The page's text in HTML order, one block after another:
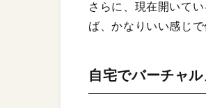
さらに、現在開いて
ば、かなりいい感じ
自宅でバーチャ